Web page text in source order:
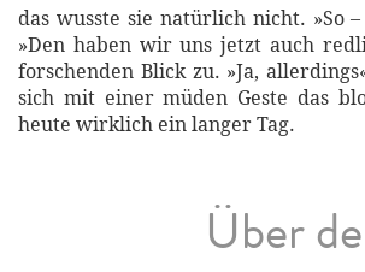
das wusste sie natürlich nicht. »So
»Den haben wir uns jetzt auch
forschenden Blick zu. »Ja,
sich mit einer müden Geste das
heute wirklich ein langer Tag.
Über